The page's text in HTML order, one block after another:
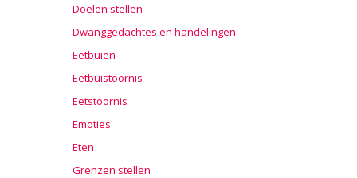
Doelen stellen
Dwanggedachtes en handelingen
Eetbuien
Eetbuistoornis
Eetstoornis
Emoties
Eten
Grenzen stellen